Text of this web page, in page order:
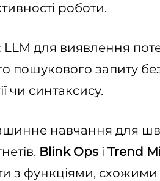
роботи.
для виявлення
пошукового запиту
чи синтаксису.
навчання для
Blink Ops і Trend
з функціями, схожими